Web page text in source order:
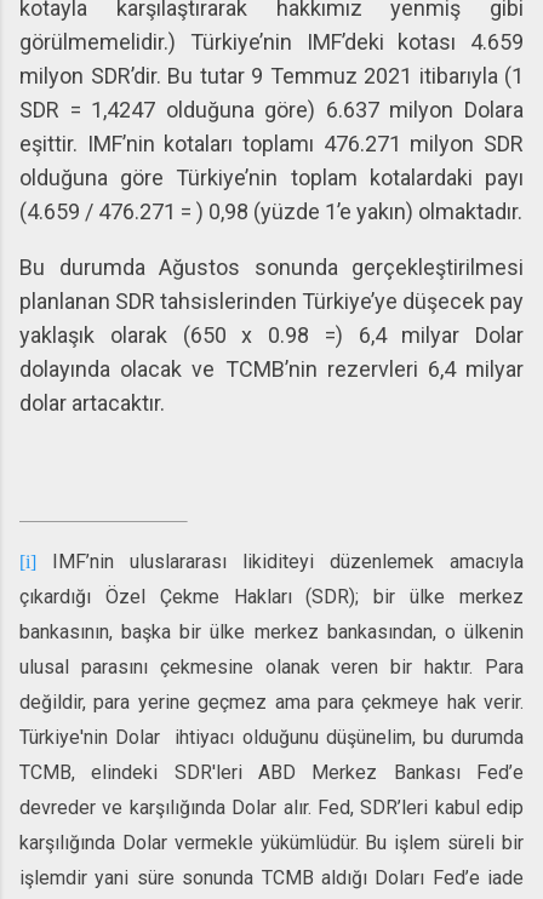
kotayla karşılaştırarak hakkımız yenmiş gibi
görülmemelidir.) Türkiye’nin IMF’deki kotası 4.659
milyon SDR’dir. Bu tutar 9 Temmuz 2021 itibarıyla (1
SDR = 1,4247 olduğuna göre) 6.637 milyon Dolara
eşittir. IMF’nin kotaları toplamı 476.271 milyon SDR
olduğuna göre Türkiye’nin toplam kotalardaki payı
(4.659 / 476.271 = ) 0,98 (yüzde 1’e yakın) olmaktadır.
Bu durumda Ağustos sonunda gerçekleştirilmesi
planlanan SDR tahsislerinden Türkiye’ye düşecek pay
yaklaşık olarak (650 x 0.98 =) 6,4 milyar Dolar
dolayında olacak ve TCMB’nin rezervleri 6,4 milyar
dolar artacaktır.
[i]
IMF’nin uluslararası likiditeyi düzenlemek amacıyla
çıkardığı Özel Çekme Hakları (SDR);bir ülke merkez
bankasının, başka bir ülke merkez bankasından, o ülkenin
ulusal parasını çekmesine olanak veren bir haktır. Para
değildir, para yerine geçmez ama para çekmeye hak verir.
Türkiye'nin Dolar ihtiyacı olduğunu düşünelim, bu durumda
TCMB, elindeki SDR'leri ABD Merkez Bankası Fed’e
devreder ve karşılığında Dolar alır. Fed, SDR’leri kabul edip
karşılığında Dolar vermekle yükümlüdür. Bu işlem süreli bir
işlemdir yani süre sonunda TCMB aldığı Doları Fed’e iade